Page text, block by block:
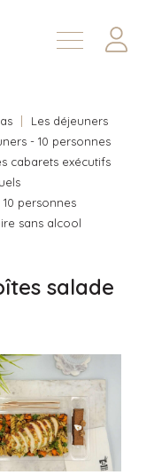
Les déjeuners
- 10 personnes
cabarets exécutifs
personnes
sans alcool
salade